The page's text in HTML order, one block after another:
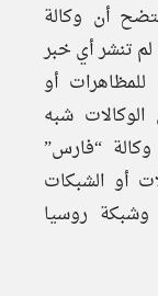
أن وكالة
لم تنشر أي خبر
أو
شبه
وكالة “فارس”
أو الشبكات
وشبكة روسيا